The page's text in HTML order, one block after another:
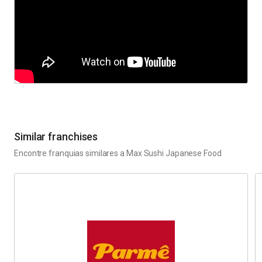
Similar franchises
Encontre franquias similares a Max Sushi Japanese Food